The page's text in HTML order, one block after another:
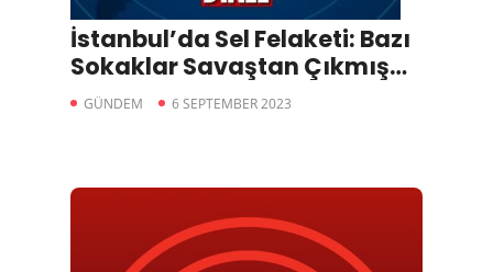
İstanbul’da Sel Felaketi: Bazı
Sokaklar Savaştan Çıkmış
Gibi
GÜNDEM 6 SEPTEMBER 2023